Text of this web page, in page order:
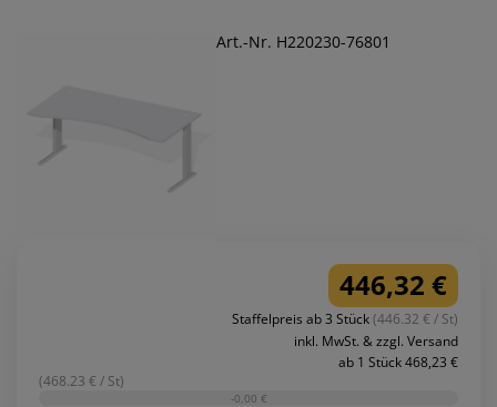
Art.-Nr. H220230-76801
446,32 €
Staffelpreis ab 3 Stück(446.32 € / St)
inkl. MwSt. & zzgl. Versand
ab 1 Stück 468,23 €
(468.23 € / St)
-0,00 €